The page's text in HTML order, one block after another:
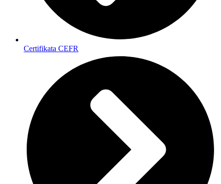
Certifikata CEFR